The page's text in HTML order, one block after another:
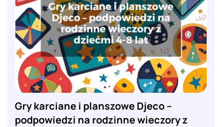
Gry karciane i planszowe Djeco –
podpowiedzi na rodzinne wieczory z